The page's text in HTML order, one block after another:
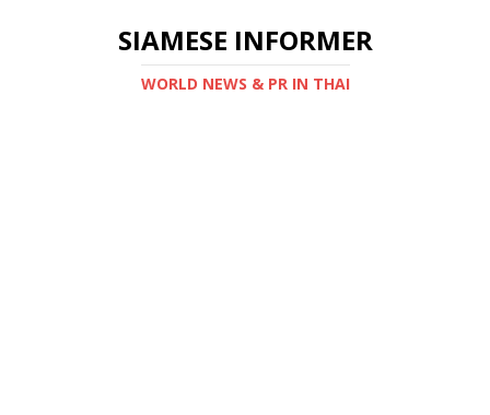
SIAMESE INFORMER
WORLD NEWS & PR IN THAI